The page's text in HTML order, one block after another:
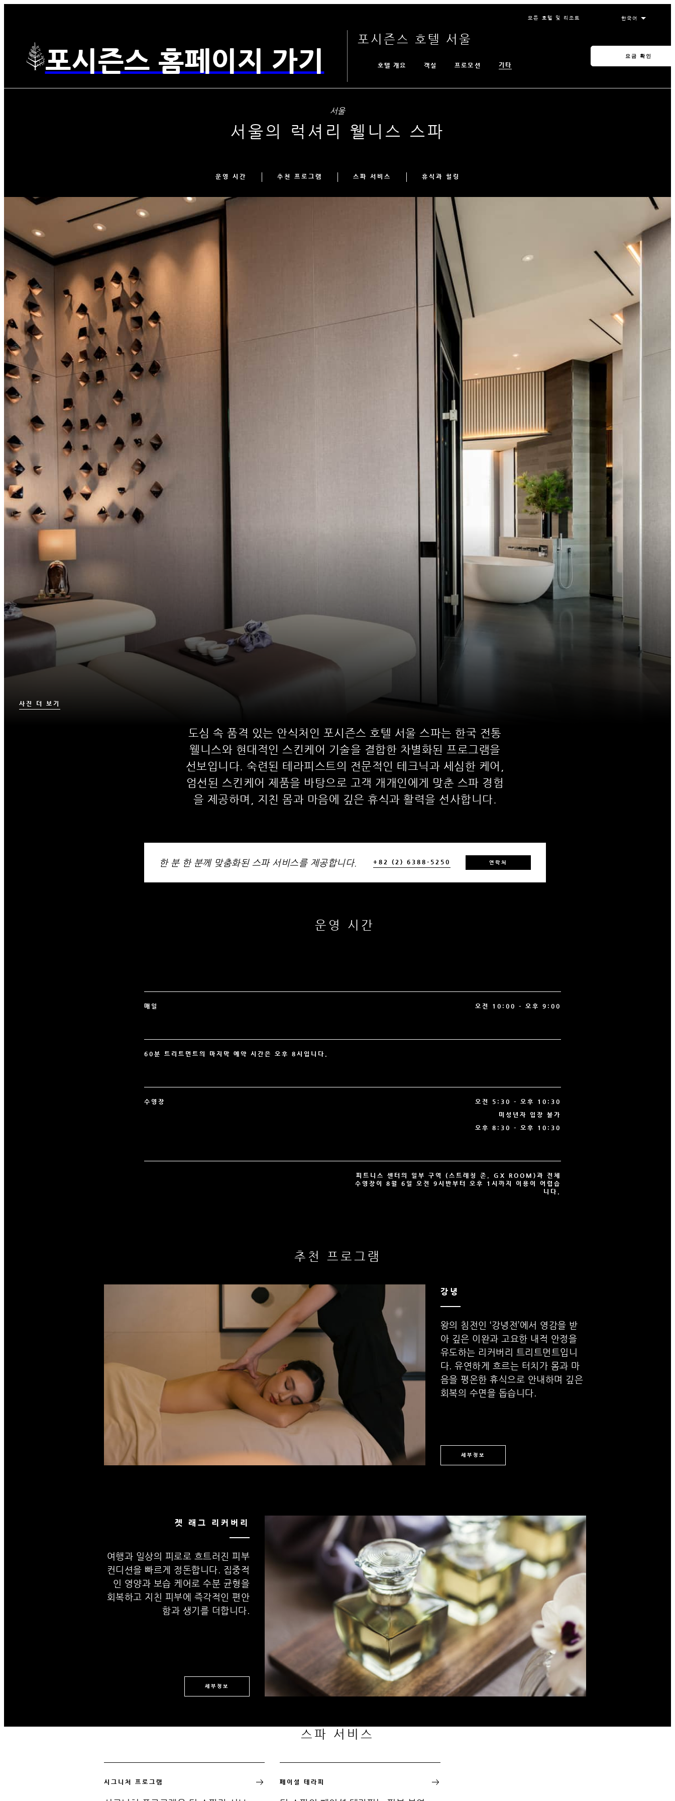
모든 호텔 및 리조트
포시즌스 홈페이지 가기
포시즌스 호텔 서울
호텔 개요 객실 프로모션 기타
요금 확인
서울
서울의 럭셔리 웰니스 스파
운영 시간 추천 프로그램 스파 서비스 휴식과 힐링
사진 더 보기
도심 속 품격 있는 안식처인 포시즌스 호텔 서울 스파는 한국 전통
웰니스와 현대적인 스킨케어 기술을 결합한 차별화된 프로그램을
선보입니다. 숙련된 테라피스트의 전문적인 테크닉과 세심한 케어,
엄선된 스킨케어 제품을 바탕으로 고객 개개인에게 맞춘 스파 경험
을 제공하며, 지친 몸과 마음에 깊은 휴식과 활력을 선사합니다.
한 분 한 분께 맞춤화된 스파 서비스를 제공합니다. +82 (2) 6388-5250 연락처
운영 시간
매일 오전 10:00 - 오후 9:00
60분 트리트먼트의 마지막 예약 시간은 오후 8시입니다.
수영장
오전 5:30 - 오후 10:30
미성년자 입장 불가
오후 8:30 - 오후 10:30
피트니스 센터의 일부 구역 (스트레칭 존, GX ROOM)과 전체
수영장이 8월 6일 오전 9시반부터 오후 1시까지 이용이 어렵습
니다.
추천 프로그램
강녕
왕의 침전인 ‘강녕전’에서 영감을 받
아 깊은 이완과 고요한 내적 안정을
유도하는 리커버리 트리트먼트입니
다. 유연하게 흐르는 터치가 몸과 마
음을 평온한 휴식으로 안내하며 깊은
회복의 수면을 돕습니다.
세부정보
젯 래그 리커버리
여행과 일상의 피로로 흐트러진 피부
컨디션을 빠르게 정돈합니다. 집중적
인 영양과 보습 케어로 수분 균형을
회복하고 지친 피부에 즉각적인 편안
함과 생기를 더합니다.
세부정보
스파 서비스
시그니처 프로그램 페이셜 테라피